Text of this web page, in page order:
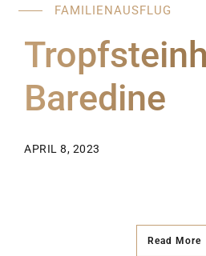
FAMILIENAUSFLUG
Baredine
APRIL 8, 2023
Read More